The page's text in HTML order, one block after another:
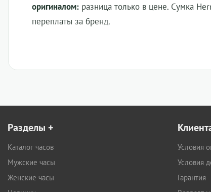
оригиналом: разница только в цене. Сумка
переплаты за бренд.
Разделы +
Каталог часов
Мужские часы
Женские часы
Условия
Условия
Гарантия